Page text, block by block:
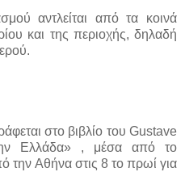
αντλείται από τα κοινά
και της περιοχής, δηλαδή
στο βιβλίο του Gustave
Ελλάδα» , μέσα από το
την Αθήνα στις 8 το πρωί για